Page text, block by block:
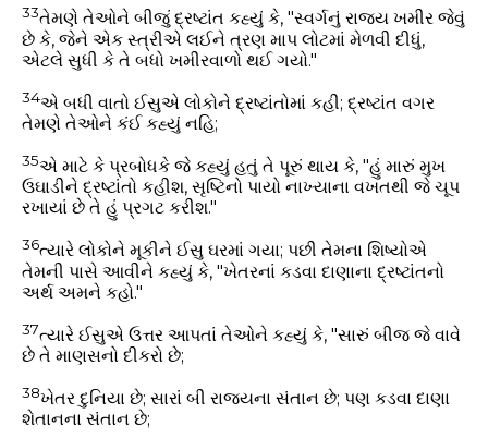
33તેમણે તેઓને બીજું દ્રષ્ટાંત કહ્યું કે, "સ્વર્ગનું રાજ્ય ખમીર જેવું
છે કે, જેને એક સ્ત્રીએ લઈને ત્રણ માપ લોટમાં મેળવી દીધું,
એટલે સુધી કે તે બધો ખમીરવાળો થઈ ગયો."
34એ બધી વાતો ઈસુએ લોકોને દ્રષ્ટાંતોમાં કહી; દ્રષ્ટાંત વગર
તેમણે તેઓને કંઈ કહ્યું નહિ;
35એ માટે કે પ્રબોધકે જે કહ્યું હતું તે પૂરું થાય કે, "હું મારું મુખ
ઉઘાડીને દ્રષ્ટાંતો કહીશ, સૃષ્ટિનો પાયો નાખ્યાના વખતથી જે ચૂપ
રખાયાં છે તે હું પ્રગટ કરીશ."
36ત્યારે લોકોને મૂકીને ઈસુ ઘરમાં ગયા; પછી તેમના શિષ્યોએ
તેમની પાસે આવીને કહ્યું કે, "ખેતરનાં કડવા દાણાના દ્રષ્ટાંતનો
અર્થ અમને કહો."
37ત્યારે ઈસુએ ઉત્તર આપતાં તેઓને કહ્યું કે, "સારું બીજ જે વાવે
છે તે માણસનો દીકરો છે;
38ખેતર દુનિયા છે; સારાં બી રાજ્યના સંતાન છે; પણ કડવા દાણા
શેતાનના સંતાન છે;